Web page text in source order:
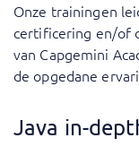
Onze trainingen
certificering en/of
van Capgemini
de opgedane
Java in-